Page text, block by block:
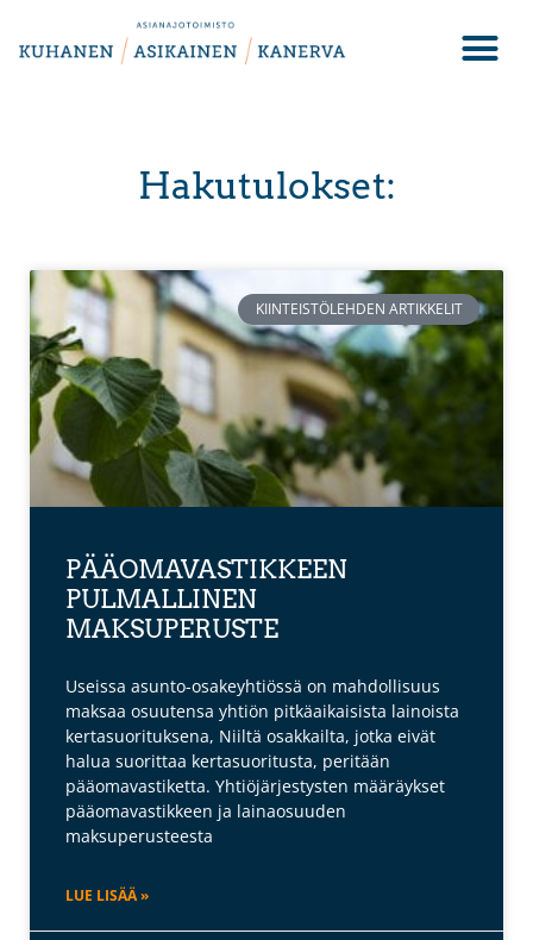
Hakutulokset:
KIINTEISTÖLEHDEN ARTIKKELIT
PÄÄOMAVASTIKKEEN
PULMALLINEN
MAKSUPERUSTE
Useissa asunto-osakeyhtiössä on mahdollisuus
maksaa osuutensa yhtiön pitkäaikaisista lainoista
kertasuorituksena, Niiltä osakkailta, jotka eivät
halua suorittaa kertasuoritusta, peritään
pääomavastiketta. Yhtiöjärjestysten määräykset
pääomavastikkeen ja lainaosuuden
maksuperusteesta
LUE LISÄÄ »